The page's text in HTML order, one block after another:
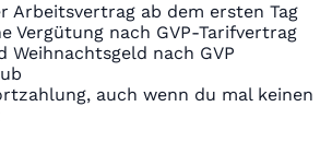
Arbeitsvertrag ab dem ersten Tag
Vergütung nach GVP-Tarifvertrag
Weihnachtsgeld nach GVP
auch wenn du mal keinen